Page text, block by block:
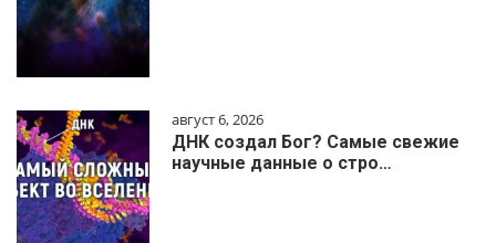
август 6, 2026
ДНК создал Бог? Самые свежие
научные данные о стро…